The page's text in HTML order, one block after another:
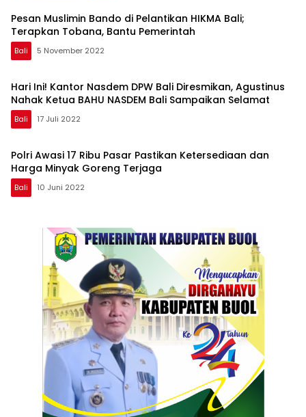
Pesan Muslimin Bando di Pelantikan HIKMA Bali;
Terapkan Tobana, Bantu Pemerintah
Bali 5 November 2022
Hari Ini! Kantor Nasdem DPW Bali Diresmikan, Agustinus
Nahak Ketua BAHU NASDEM Bali Sampaikan Selamat
Bali 17 Juli 2022
Polri Awasi 17 Ribu Pasar Pastikan Ketersediaan dan
Harga Minyak Goreng Terjaga
Bali 10 Juni 2022